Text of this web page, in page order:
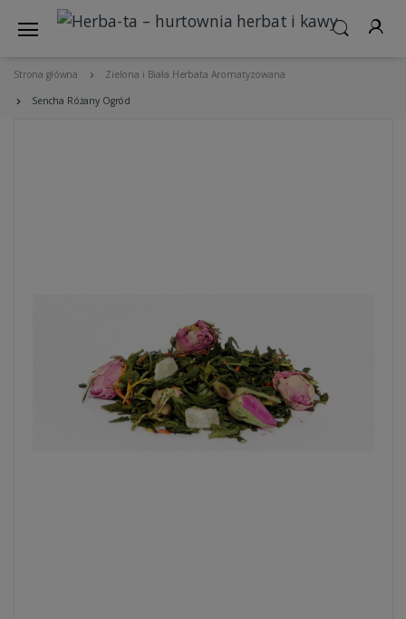
Strona główna Zielona i Biała Herbata Aromatyzowana
Sencha Różany Ogród